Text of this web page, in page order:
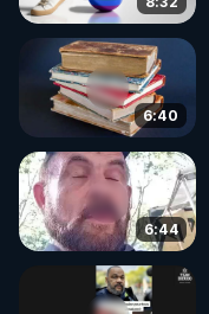
6:40
6:44